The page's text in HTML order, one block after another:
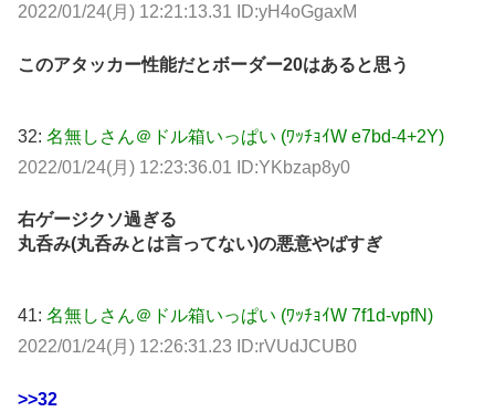
2022/01/24(月) 12:21:13.31 ID:yH4oGgaxM
このアタッカー性能だとボーダー20はあると思う
32: 名無しさん＠ドル箱いっぱい (ﾜｯﾁｮｲW e7bd-4+2Y)
2022/01/24(月) 12:23:36.01 ID:YKbzap8y0
右ゲージクソ過ぎる
丸呑み(丸呑みとは言ってない)の悪意やばすぎ
41: 名無しさん＠ドル箱いっぱい (ﾜｯﾁｮｲW 7f1d-vpfN)
2022/01/24(月) 12:26:31.23 ID:rVUdJCUB0
>>32